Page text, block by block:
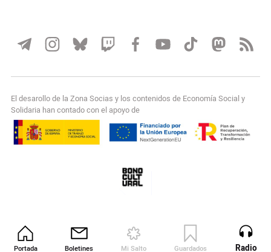
Portada Boletines Mi Salto Guardados Revista
Radio
El desarollo de la Zona Socias y los contenidos de Economía Social y
Solidaria han contado con el apoyo de